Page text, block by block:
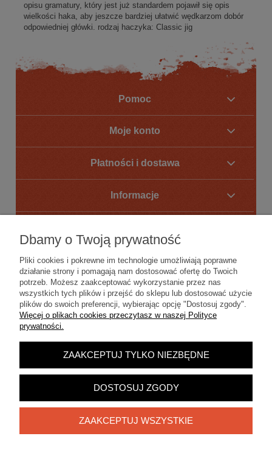
opisu gramatury, który jest już standardem pojawił się opis
wielkości haka, aby jeszcze bardziej ułatwić wędkarzom dobór
odpowiedniej główki. rodzaj haczyka: Classic jig
Pomoc
Moje konto
Płatności i dostawa
Informacje
Dbamy o Twoją prywatność
Pliki cookies i pokrewne im technologie umożliwiają poprawne
działanie strony i pomagają nam dostosować ofertę do Twoich
potrzeb. Możesz zaakceptować wykorzystanie przez nas
wszystkich tych plików i przejść do sklepu lub dostosować użycie
plików do swoich preferencji, wybierając opcję "Dostosuj zgody".
Więcej o plikach cookies przeczytasz w naszej Polityce
prywatności.
ZAAKCEPTUJ TYLKO NIEZBĘDNE
DOSTOSUJ ZGODY
ZAAKCEPTUJ WSZYSTKIE